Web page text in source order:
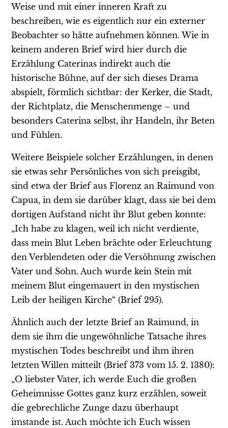
Weise und mit einer inneren Kraft zu
beschreiben, wie es eigentlich nur ein externer
Beobachter so hätte aufnehmen können. Wie in
keinem anderen Brief wird hier durch die
Erzählung Caterinas indirekt auch die
historische Bühne, auf der sich dieses Drama
abspielt, förmlich sichtbar: der Kerker, die Stadt,
der Richtplatz, die Menschenmenge – und
besonders Caterina selbst, ihr Handeln, ihr Beten
und Fühlen.
Weitere Beispiele solcher Erzählungen, in denen
sie etwas sehr Persönliches von sich preisgibt,
sind etwa der Brief aus Florenz an Raimund von
Capua, in dem sie darüber klagt, dass sie bei dem
dortigen Aufstand nicht ihr Blut geben konnte:
„Ich habe zu klagen, weil ich nicht verdiente,
dass mein Blut Leben brächte oder Erleuchtung
den Verblendeten oder die Versöhnung zwischen
Vater und Sohn. Auch wurde kein Stein mit
meinem Blut eingemauert in den mystischen
Leib der heiligen Kirche“ (Brief 295).
Ähnlich auch der letzte Brief an Raimund, in
dem sie ihm die ungewöhnliche Tatsache ihres
mystischen Todes beschreibt und ihm ihren
letzten Willen mitteilt (Brief 373 vom 15. 2. 1380):
„O liebster Vater, ich werde Euch die großen
Geheimnisse Gottes ganz kurz erzählen, soweit
die gebrechliche Zunge dazu überhaupt
imstande ist. Auch möchte ich Euch wissen